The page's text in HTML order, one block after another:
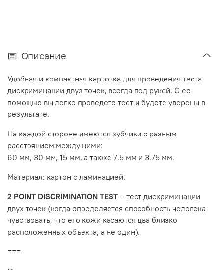
Описание
Удобная и компактная карточка для проведения теста
дискриминации двуз точек, всегда под рукой. С ее
помощью вы легко проведете тест и будете уверены в
результате.
На каждой стороне имеются зубчики с разным
расстоянием между ними:
60 мм, 30 мм, 15 мм, а также 7.5 мм и 3.75 мм.
Материал: картон с ламинацией.
2 POINT DISCRIMINATION TEST – тест дискриминации
двух точек (когда определяется способность человека
чувствовать, что его кожи касаются два близко
расположенных объекта, а не один).
===